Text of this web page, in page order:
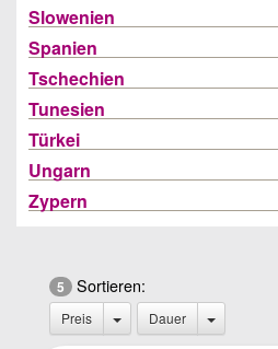
Slowenien
Spanien
Tschechien
Tunesien
Türkei
Ungarn
Zypern
5 Sortieren:
Preis Dauer